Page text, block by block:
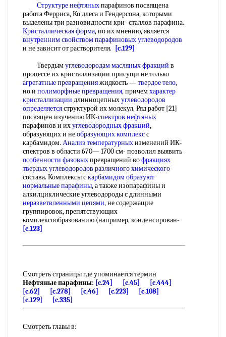
Структуре нефтяныхпарафинов посвящена
работа Ферриса, Ко длеса и Гендерсона, которыми
выделены три разновидности кри- сталлов парафина.
Кристаллическая форма, по их мнению, является
внутренним свойствомпарафиновых углеводородов
и не зависит от растворителя.
[c.129]
Твердымуглеводородам масляных фракций в
процессе их кристаллизации присущи не только
агрегатные превращенияжидкость —твердое тело,
но и полиморфные превращения, причемхарактер
кристаллизации длинноцепныхуглеводородов
определяетсяструктурой их молекул. Ряд работ [21]
посвящен изучению ИК-спектров нефтяных
парафинов и ихуглеводородных фракций,
образующих и необразующих комплексс
карбамидом. Анализ температурныхизменений ИК-
спектров в области 670— 1700 см- позволил выявить
особенности фазовыхпревращений вофракциях
твердых углеводородов различного химического
состава. Комплексы скарбамидом образуют
нормальные парафины, а также изопарафины и
алкилциклические углеводороды с длинными
неразветвленными цепями, не содержащие
группировок, препятствующих
комплексообразованию (например, конденсирован-
[c.123]
Смотреть страницы где упоминается термин
Нефтяные парафины: [c.24] [c.45]
[c.444]
[c.62]
[c.278] [c.46] [c.223]
[c.108]
[c.129]
[c.335]
Смотреть главы в: